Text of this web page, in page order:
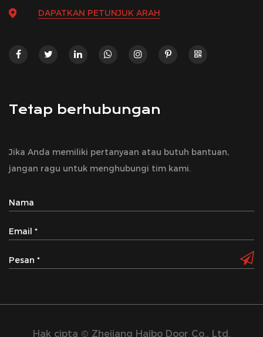
DAPATKAN PETUNJUK ARAH
Tetap berhubungan
Jika Anda memiliki pertanyaan atau butuh bantuan,
jangan ragu untuk menghubungi tim kami.
Hak cipta © Zhejiang Haibo Door Co., Ltd.